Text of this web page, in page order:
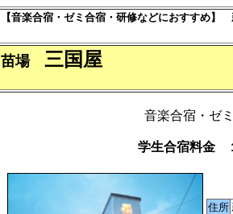
【音楽合宿・ゼミ合宿・研修などにおすすめ
苗場 三国屋
音楽合宿・ゼ
学生合宿料金
住所